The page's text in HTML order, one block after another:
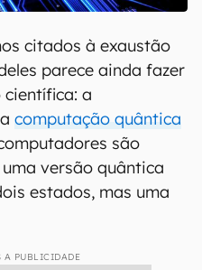
citados à exaustão
parece ainda fazer
a
computação quântica
são
versão quântica
estados, mas uma
A PUBLICIDADE